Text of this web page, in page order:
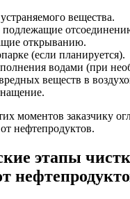
вещества.
открыванию.
(если планируется).
водами (при
веществ в
моментов заказчику
нефтепродуктов.
этапы